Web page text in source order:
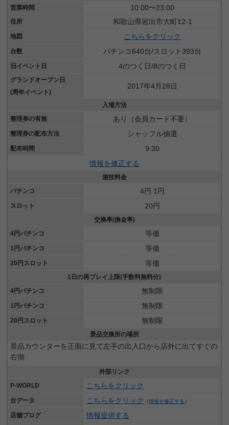
営業時間
10:00〜23:00
住所 和歌山県岩出市大町12-1
地図 こちらをクリック
台数 パチンコ640台/スロット393台
旧イベント日 4のつく日/8のつく日
グランドオープン日
(周年イベント)
2017年4月28日
入場方法
整理券の有無
あり（会員カード不要）
整理券の配布方法 シャッフル抽選
配布時間
9:30
情報を修正する
遊技料金
パチンコ
4円 1円
スロット 20円
交換率(換金率)
4円パチンコ
等価
1円パチンコ 等価
20円スロット 等価
1日の再プレイ上限(手数料無料分)
4円パチンコ
無制限
1円パチンコ 無制限
20円スロット 無制限
景品交換所の場所
景品カウンターを正面に見て左手の出入口から店外に出てすぐの
右側
外部リンク
P-WORLD
こちらをクリック
台データ こちらをクリック （情報を修正する ）
店舗ブログ 情報提供する